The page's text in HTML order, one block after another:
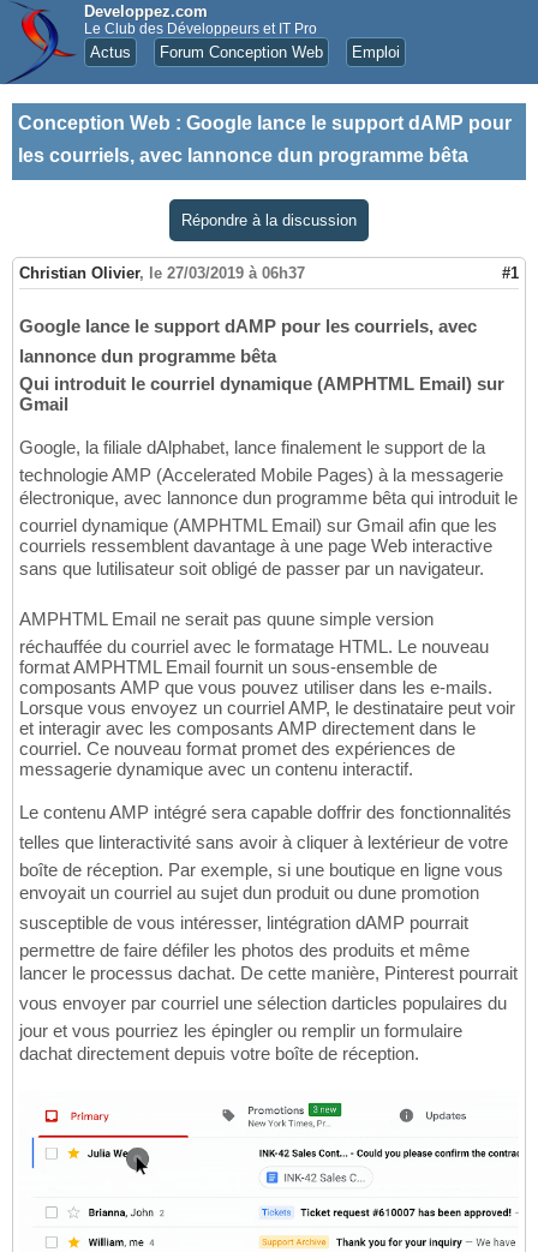
Developpez.com
Le Club des Développeurs et IT Pro
Actus Forum Conception Web Emploi
Conception Web : Google lance le support dAMP pour
les courriels, avec lannonce dun programme bêta
Répondre à la discussion
Christian Olivier, le 27/03/2019 à 06h37 #1
Google lance le support dAMP pour les courriels, avec
lannonce dun programme bêta
Qui introduit le courriel dynamique (AMPHTML Email) sur
Gmail
Google, la filiale dAlphabet, lance finalement le support de la
technologie AMP (Accelerated Mobile Pages) à la messagerie
électronique, avec lannonce dun programme bêta qui introduit le
courriel dynamique (AMPHTML Email) sur Gmail afin que les
courriels ressemblent davantage à une page Web interactive
sans que lutilisateur soit obligé de passer par un navigateur.
AMPHTML Email ne serait pas quune simple version
réchauffée du courriel avec le formatage HTML. Le nouveau
format AMPHTML Email fournit un sous-ensemble de
composants AMP que vous pouvez utiliser dans les e-mails.
Lorsque vous envoyez un courriel AMP, le destinataire peut voir
et interagir avec les composants AMP directement dans le
courriel. Ce nouveau format promet des expériences de
messagerie dynamique avec un contenu interactif.
Le contenu AMP intégré sera capable doffrir des fonctionnalités
telles que linteractivité sans avoir à cliquer à lextérieur de votre
boîte de réception. Par exemple, si une boutique en ligne vous
envoyait un courriel au sujet dun produit ou dune promotion
susceptible de vous intéresser, lintégration dAMP pourrait
permettre de faire défiler les photos des produits et même
lancer le processus dachat. De cette manière, Pinterest pourrait
vous envoyer par courriel une sélection darticles populaires du
jour et vous pourriez les épingler ou remplir un formulaire
dachat directement depuis votre boîte de réception.